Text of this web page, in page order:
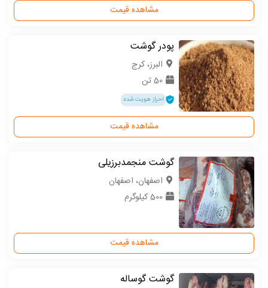
مشاهده قیمت
پودر گوشت
البرز، کرج
50 تن
احراز هویت شده
مشاهده قیمت
گوشت منجمدبرزیلی
اصفهان، اصفهان
500 کیلوگرم
مشاهده قیمت
گوشت گوساله